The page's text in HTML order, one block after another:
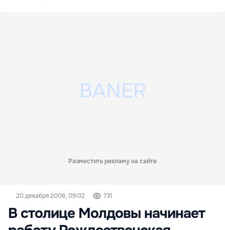
Разместить рекламу на сайте
20 декабря 2006, 09:02 731
В столице Молдовы начинает